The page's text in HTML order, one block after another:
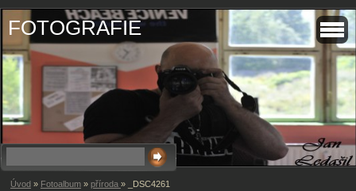
FOTOGRAFIE
Úvod » Fotoalbum » příroda » _DSC4261